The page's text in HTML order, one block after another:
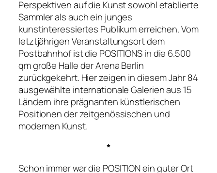
Perspektiven auf die Kunst sowohl etablierte
Sammler als auch ein junges
kunstinteressiertes Publikum erreichen. Vom
letztjährigen Veranstaltungsort dem
Postbahnhof ist die POSITIONS in die 6.500
qm große Halle der Arena Berlin
zurückgekehrt. Hier zeigen in diesem Jahr 84
ausgewählte internationale Galerien aus 15
Ländern ihre prägnanten künstlerischen
Positionen der zeitgenössischen und
modernen Kunst.
*
Schon immer war die POSITION ein guter Ort